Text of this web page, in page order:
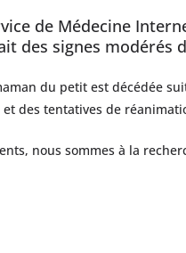
de Médecine
des signes modérés
du petit est décédée
des tentatives de
nous sommes à la